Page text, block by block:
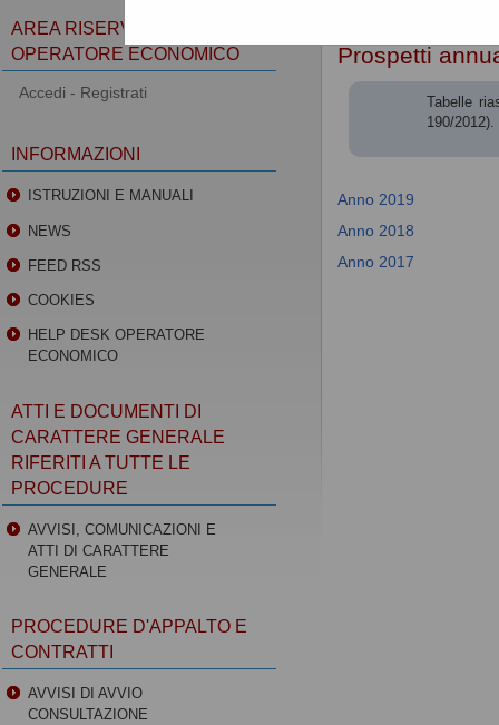
Prospetti
Tabelle
190/
Anno 2019
Anno 2018
Anno 2017
AREA RISERVATA
OPERATORE ECONOMICO
Accedi - Registrati
INFORMAZIONI
ISTRUZIONI E MANUALI
NEWS
FEED RSS
COOKIES
HELP DESK OPERATORE
ECONOMICO
ATTI E DOCUMENTI DI
CARATTERE GENERALE
RIFERITI A TUTTE LE
PROCEDURE
AVVISI, COMUNICAZIONI E
ATTI DI CARATTERE
GENERALE
PROCEDURE D'APPALTO E
CONTRATTI
AVVISI DI AVVIO
CONSULTAZIONE